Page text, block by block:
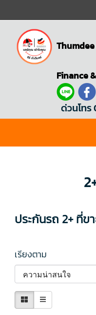
Finance
ด่วนโท
ประกันรถ 2+ ที่
เรียงตาม